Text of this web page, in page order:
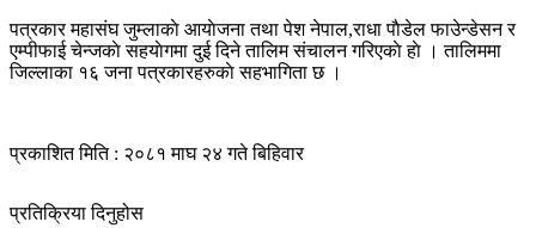
पत्रकार महासंघ जुम्लाकाे आयाेजना तथा पेश नेपाल,राधा पाैडेल फाउेन्डेसन र
एम्पीफाई चेन्जकाे सहयाेगमा दुई दिने तालिम संचालन गरिएकाे हाे । तालिममा
जिल्लाका १६ जना पत्रकारहरुकाे सहभागिता छ ।
प्रकाशित मिति : २०८१ माघ २४ गते बिहिवार
प्रतिक्रिया दिनुहोस